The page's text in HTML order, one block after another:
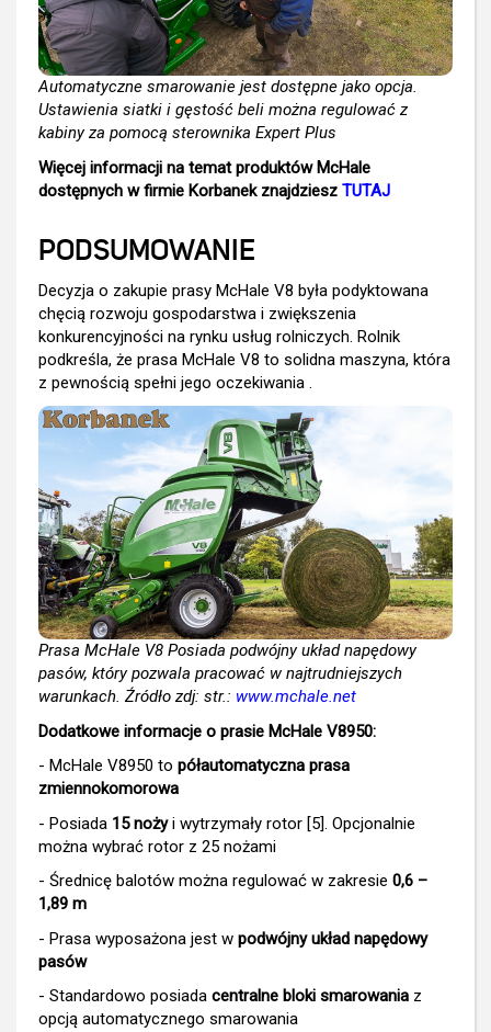
Automatyczne smarowanie jest dostępne jako opcja.
Ustawienia siatki i gęstość beli można regulować z
kabiny za pomocą sterownika Expert Plus
Więcej informacji na temat produktów McHale
dostępnych w firmie Korbanek znajdziesz TUTAJ
PODSUMOWANIE
Decyzja o zakupie prasy McHale V8 była podyktowana
chęcią rozwoju gospodarstwa i zwiększenia
konkurencyjności na rynku usług rolniczych. Rolnik
podkreśla, że prasa McHale V8 to solidna maszyna, która
z pewnością spełni jego oczekiwania .
Prasa McHale V8 Posiada podwójny układ napędowy
pasów, który pozwala pracować w najtrudniejszych
warunkach. Źródło zdj: str.: www.mchale.net
Dodatkowe informacje o prasie McHale V8950:
- McHale V8950 to półautomatyczna prasa
zmiennokomorowa
- Posiada 15 nożyi wytrzymały rotor [5]. Opcjonalnie
można wybrać rotor z 25 nożami
- Średnicę balotów można regulować w zakresie 0,6 –
1,89 m
- Prasa wyposażona jest w podwójny układ napędowy
pasów
- Standardowo posiada centralne bloki smarowania z
opcją automatycznego smarowania